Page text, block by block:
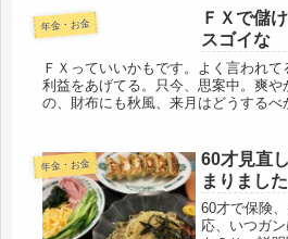
刻・早退・
一応、契約
年金・お金
ＦＸで儲
スゴイな
ＦＸっていいかもです。よく言われて
利益をあげてる。只今、思案中。爽
の、財布にも秋風、来月はどうするべ
年金・お金
60才見直
まりました
60才で保険
応、いつガ